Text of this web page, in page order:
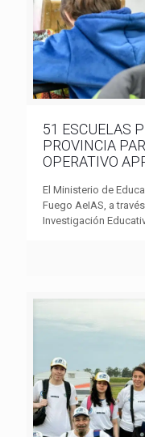
51 ESCUELAS
PROVINCIA
OPERATIVO
El Ministerio de
Fuego AeIAS, a
Investigación